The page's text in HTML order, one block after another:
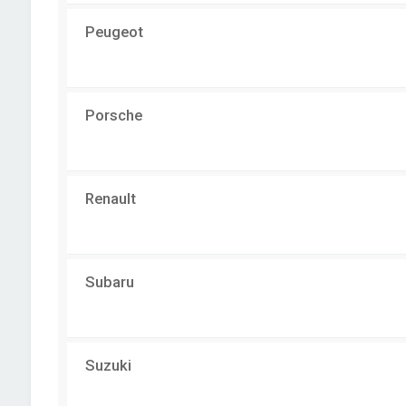
Peugeot
Porsche
Renault
Subaru
Suzuki